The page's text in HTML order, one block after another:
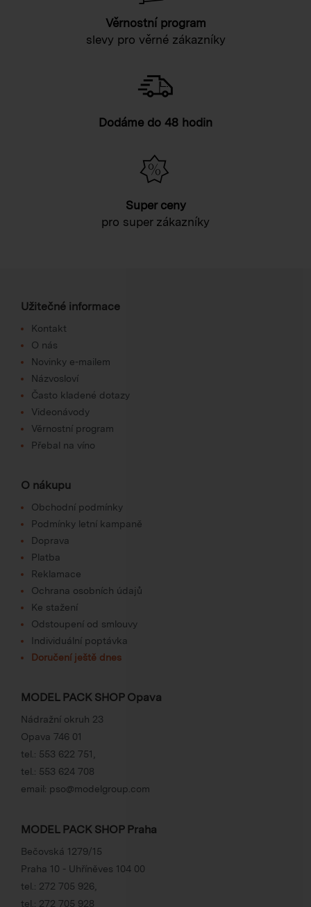
Věrnostní program
slevy pro věrné zákazníky
Dodáme do 48 hodin
Super ceny
pro super zákazníky
Užitečné informace
Kontakt
O nás
Novinky e-mailem
Názvosloví
Často kladené dotazy
Videonávody
Věrnostní program
Přebal na víno
O nákupu
Obchodní podmínky
Podmínky letní kampaně
Doprava
Platba
Reklamace
Ochrana osobních údajů
Ke stažení
Odstoupení od smlouvy
Individuální poptávka
Doručení ještě dnes
MODEL PACK SHOP Opava
Nádražní okruh 23
Opava 746 01
tel.: 553 622 751
tel.: 553 624 708
email: pso@modelgroup.com
MODEL PACK SHOP Praha
Bečovská 1279/15
Praha 10 - Uhříněves 104 00
tel.: 272 705 926
tel.: 272 705 928